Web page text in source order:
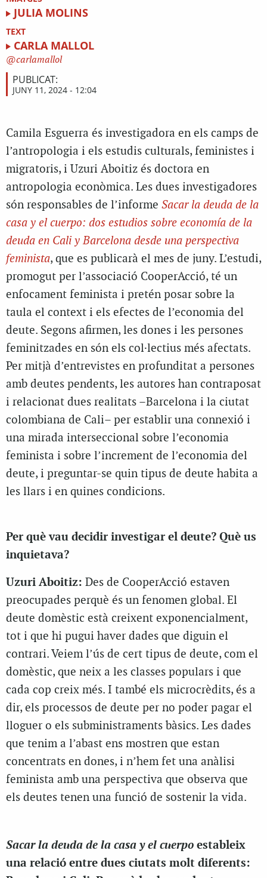
JULIA MOLINS
TEXT
CARLA MALLOL
carlamallol
PUBLICAT:
JUNY 11, 2024 - 12:04
Camila Esguerra és investigadora en els camps de
l’antropologia i els estudis culturals, feministes i
migratoris, i Uzuri Aboitiz és doctora en
antropologia econòmica. Les dues investigadores
són responsables de l’informe Sacar la deuda de la
casa y el cuerpo: dos estudios sobre economía de la
deuda en Cali y Barcelona desde una perspectiva
feminista, que es publicarà el mes de juny. L’estudi,
promogut per l’associació CooperAcció, té un
enfocament feminista i pretén posar sobre la
taula el context i els efectes de l’economia del
deute. Segons afirmen, les dones i les persones
feminitzades en són els col·lectius més afectats.
Per mitjà d’entrevistes en profunditat a persones
amb deutes pendents, les autores han contraposat
i relacionat dues realitats –Barcelona i la ciutat
colombiana de Cali– per establir una connexió i
una mirada interseccional sobre l’economia
feminista i sobre l’increment de l’economia del
deute, i preguntar-se quin tipus de deute habita a
les llars i en quines condicions.
Per què vau decidir investigar el deute? Què us
inquietava?
Uzuri Aboitiz: Des de CooperAcció estaven
preocupades perquè és un fenomen global. El
deute domèstic està creixent exponencialment,
tot i que hi pugui haver dades que diguin el
contrari. Veiem l’ús de cert tipus de deute, com el
domèstic, que neix a les classes populars i que
cada cop creix més. I també els microcrèdits, és a
dir, els processos de deute per no poder pagar el
lloguer o els subministraments bàsics. Les dades
que tenim a l’abast ens mostren que estan
concentrats en dones, i n’hem fet una anàlisi
feminista amb una perspectiva que observa que
els deutes tenen una funció de sostenir la vida.
Sacar la deuda de la casa y el cuerpo estableix
una relació entre dues ciutats molt diferents: